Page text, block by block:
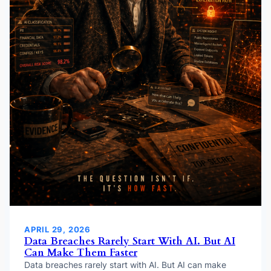
APRIL 29, 2026
Data Breaches Rarely Start With AI. But AI
Can Make Them Faster
Data breaches rarely start with AI. But AI can make